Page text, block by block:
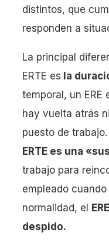
distintos, que
responden a
La principal
ERTE es la
temporal, un ERE
hay vuelta atrás
puesto de
ERTE es una
trabajo para
empleado
normalidad, el
despido.